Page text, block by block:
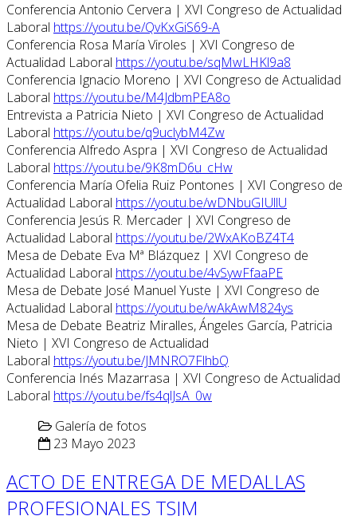
Conferencia Antonio Cervera | XVI Congreso de Actualidad
Laboral https://youtu.be/QvKxGiS69-A
Conferencia Rosa María Viroles | XVI Congreso de
Actualidad Laboral https://youtu.be/sqMwLHKl9a8
Conferencia Ignacio Moreno | XVI Congreso de Actualidad
Laboral https://youtu.be/M4JdbmPEA8o
Entrevista a Patricia Nieto | XVI Congreso de Actualidad
Laboral https://youtu.be/q9uclybM4Zw
Conferencia Alfredo Aspra | XVI Congreso de Actualidad
Laboral https://youtu.be/9K8mD6u_cHw
Conferencia María Ofelia Ruiz Pontones | XVI Congreso de
Actualidad Laboral https://youtu.be/wDNbuGIUllU
Conferencia Jesús R. Mercader | XVI Congreso de
Actualidad Laboral https://youtu.be/2WxAKoBZ4T4
Mesa de Debate Eva Mª Blázquez | XVI Congreso de
Actualidad Laboral https://youtu.be/4vSywFfaaPE
Mesa de Debate José Manuel Yuste | XVI Congreso de
Actualidad Laboral https://youtu.be/wAkAwM824ys
Mesa de Debate Beatriz Miralles, Ángeles García, Patricia
Nieto | XVI Congreso de Actualidad
Laboral https://youtu.be/JMNRO7FlhbQ
Conferencia Inés Mazarrasa | XVI Congreso de Actualidad
Laboral https://youtu.be/fs4qlJsA_0w
Galería de fotos
23 Mayo 2023
ACTO DE ENTREGA DE MEDALLAS
PROFESIONALES TSJM